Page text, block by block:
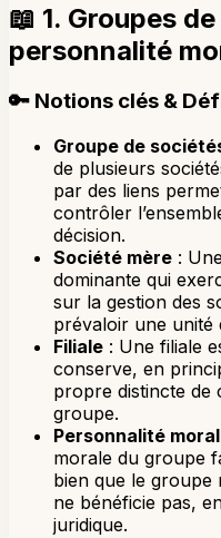
📖 1. Groupes
personnalité
🔑 Notions clés &
Groupe de
de plusieurs
par des liens
contrôler
décision.
Société mère :
dominante qui
sur la gestion des
prévaloir une unité
Filiale : Une filiale
conserve, en
propre distincte de
groupe.
Personnalité
morale du groupe
bien que le groupe
ne bénéficie pas,
juridique.